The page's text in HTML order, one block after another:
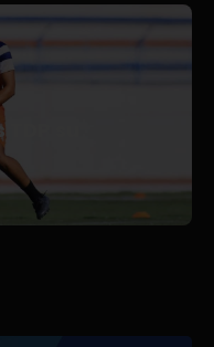
su